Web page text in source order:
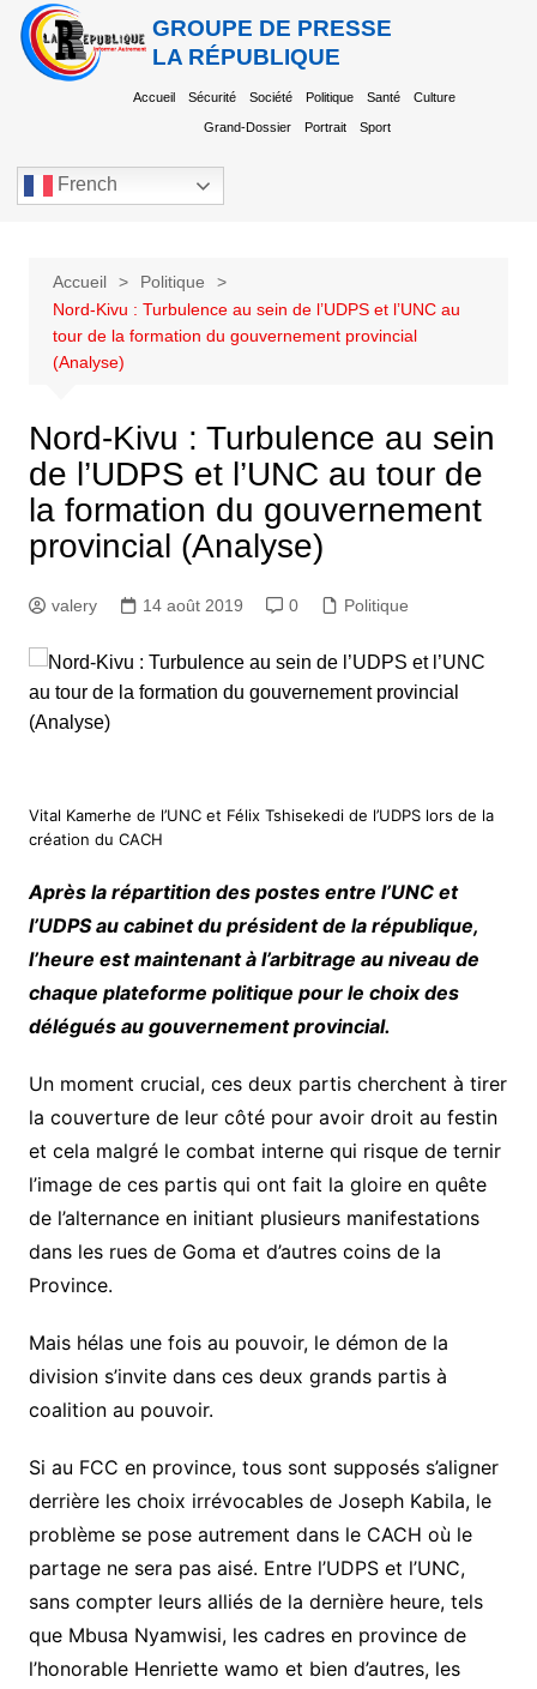
GROUPE DE PRESSE
LA RÉPUBLIQUE
Accueil Sécurité Société Politique Santé Culture
Grand-Dossier Portrait Sport
French
Accueil
Politique
Nord-Kivu : Turbulence au sein de l’UDPS et l’UNC au
tour de la formation du gouvernement provincial
(Analyse)
Nord-Kivu : Turbulence au sein
de l’UDPS et l’UNC au tour de
la formation du gouvernement
provincial (Analyse)
valery 14 août 2019 0 Politique
Vital Kamerhe de l’UNC et Félix Tshisekedi de l’UDPS lors de la
création du CACH
Après la répartition des postes entre l’UNC et
l’UDPS au cabinet du président de la république,
l’heure est maintenant à l’arbitrage au niveau de
chaque plateforme politique pour le choix des
délégués au gouvernement provincial.
Un moment crucial, ces deux partis cherchent à tirer
la couverture de leur côté pour avoir droit au festin
et cela malgré le combat interne qui risque de ternir
l’image de ces partis qui ont fait la gloire en quête
de l’alternance en initiant plusieurs manifestations
dans les rues de Goma et d’autres coins de la
Province.
Mais hélas une fois au pouvoir, le démon de la
division s’invite dans ces deux grands partis à
coalition au pouvoir.
Si au FCC en province, tous sont supposés s’aligner
derrière les choix irrévocables de Joseph Kabila, le
problème se pose autrement dans le CACH où le
partage ne sera pas aisé. Entre l’UDPS et l’UNC,
sans compter leurs alliés de la dernière heure, tels
que Mbusa Nyamwisi, les cadres en province de
l’honorable Henriette wamo et bien d’autres, les